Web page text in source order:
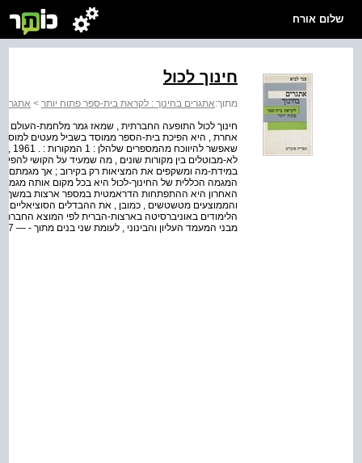
שלום אורח
חינוך לכול
מתוך:אתגרים בחינוך : לקראת בית-ספר פתוח יותר >
חינוך לכול התופעה החברתית , שמאז גמר מלחמת-העולם
לא-מבוטלים בין מקורות שונים , מה שמעיד על הקושי
במידת-מה ומשקפים את המציאות רק בקירוב ; אך מגמתם
המגמה הכללית של החינוך-לכול היא בכל מקום אותה
והממוצעים מטשטשים , כמובן , את ההבדלים
מבני המעמד העליון והבינוני , לעומת שני בנים מתוך - — rr < 57 ורק בת ...